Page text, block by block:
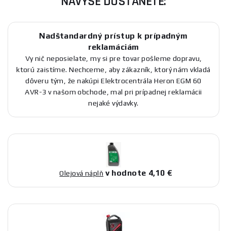
Nadštandardný prístup k prípadným
reklamáciám
Vy nič neposielate, my si pre tovar pošleme dopravu,
ktorú zaistíme. Nechceme, aby zákazník, ktorý nám vkladá
dôveru tým, že nakúpi Elektrocentrála Heron EGM 60
AVR-3 v našom obchode, mal pri prípadnej reklamácii
nejaké výdavky.
Olejová náplň v hodnote 4,10 €